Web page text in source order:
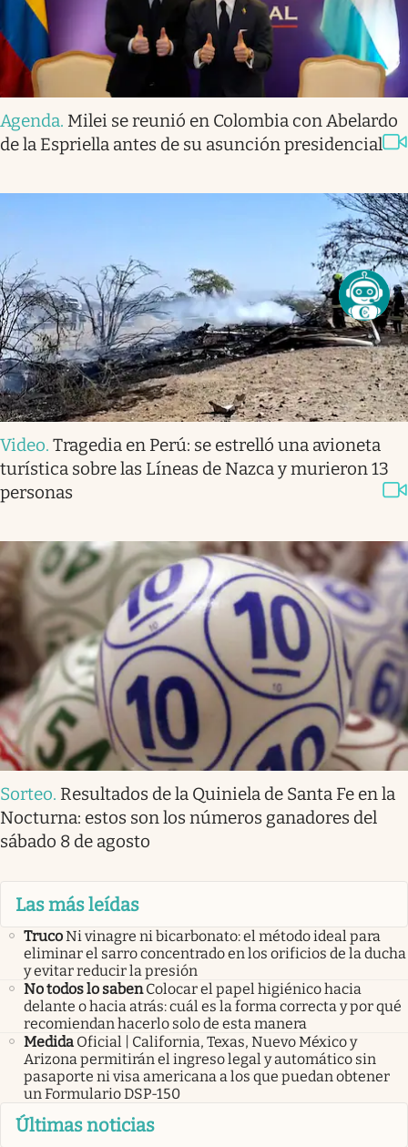
Agenda. Milei se reunió en Colombia con Abelardo
de la Espriella antes de su asunción presidencial
Video. Tragedia en Perú: se estrelló una avioneta
turística sobre las Líneas de Nazca y murieron 13
personas
Sorteo. Resultados de la Quiniela de Santa Fe en la
Nocturna: estos son los números ganadores del
sábado 8 de agosto
Las más leídas
TrucoNi vinagre ni bicarbonato: el método ideal para
eliminar el sarro concentrado en los orificios de la ducha
y evitar reducir la presión
No todos lo saben Colocar el papel higiénico hacia
delante o hacia atrás: cuál es la forma correcta y por qué
recomiendan hacerlo solo de esta manera
Medida Oficial | California, Texas, Nuevo México y
Arizona permitirán el ingreso legal y automático sin
pasaporte ni visa americana a los que puedan obtener
un Formulario DSP-150
Últimas noticias